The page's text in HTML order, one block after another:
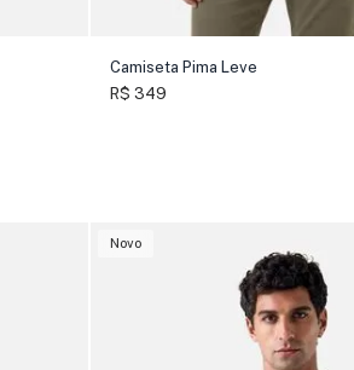
Camiseta Pima Leve
R$ 349
Novo